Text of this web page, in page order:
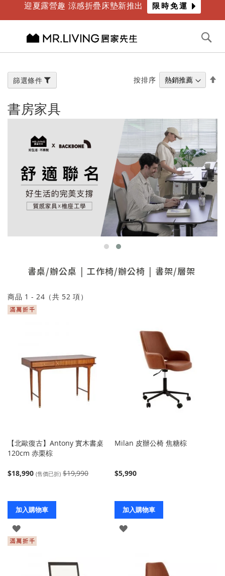
迎夏露營趣 涼感折疊床墊新推出 限時免運
內
容
書房家具
書桌/辦公桌 工作椅/辦公椅 書架/層架
商品 1 -24 （共 52 項）
按排序
方
【北歐復古】Antony 實木書桌
120cm 赤栗棕
$18,990 (售價已折) $19,990
加入購物車
登
入
Milan 皮辦公椅 焦糖棕
$5,990
加入購物車
登
篩選條件